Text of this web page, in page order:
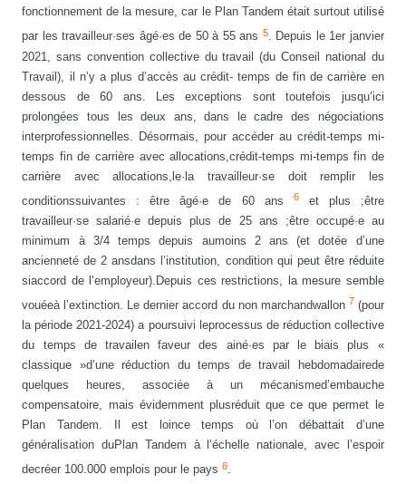
fonctionnement de la mesure, car le Plan Tandem était surtout utilisé
par les travailleur·ses âgé·es de 50 à 55 ans 5. Depuis le 1er janvier
2021, sans convention collective du travail (du Conseil national du
Travail), il n’y a plus d’accès au crédit- temps de fin de carrière en
dessous de 60 ans. Les exceptions sont toutefois jusqu’ici
prolongées tous les deux ans, dans le cadre des négociations
interprofessionnelles. Désormais, pour accéder au crédit-temps mi-
temps fin de carrière avec allocations,crédit-temps mi-temps fin de
carrière avec allocations,le·la travailleur·se doit remplir les
conditionssuivantes : être âgé·e de 60 ans
6
et plus ;être
travailleur·se salarié·e depuis plus de 25 ans ;être occupé·e au
minimum à 3/4 temps depuis aumoins 2 ans (et dotée d’une
ancienneté de 2 ansdans l’institution, condition qui peut être réduite
siaccord de l’employeur).Depuis ces restrictions, la mesure semble
vouéeà l’extinction. Le dernier accord du non marchandwallon 7 (pour
la période 2021-2024) a poursuivi leprocessus de réduction collective
du temps de travailen faveur des ainé·es par le biais plus «
classique »d’une réduction du temps de travail hebdomadairede
quelques heures, associée à un mécanismed’embauche
compensatoire, mais évidemment plusréduit que ce que permet le
Plan Tandem. Il est loince temps où l’on débattait d’une
généralisation duPlan Tandem à l’échelle nationale, avec l’espoir
decréer 100.000 emplois pour le pays8.